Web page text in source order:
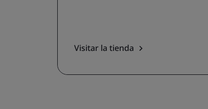
Visitar la tienda